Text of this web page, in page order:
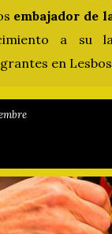
embajador de
a su
en